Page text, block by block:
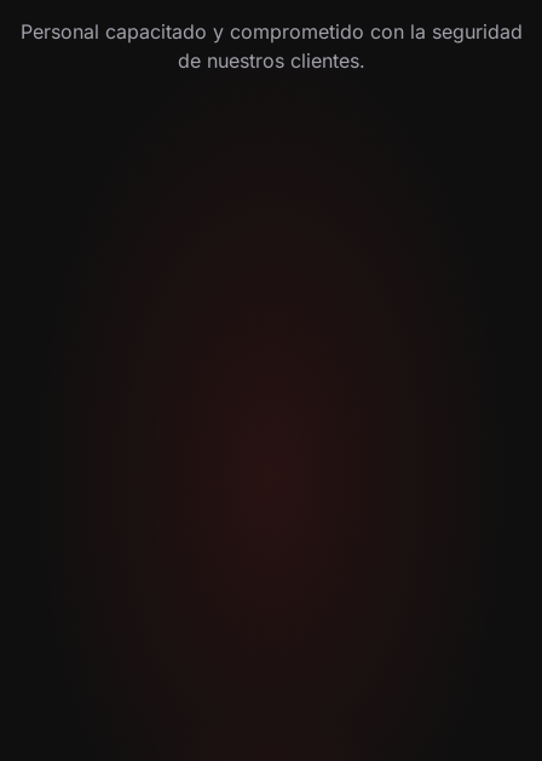
Personal capacitado y comprometido con la seguridad
de nuestros clientes.